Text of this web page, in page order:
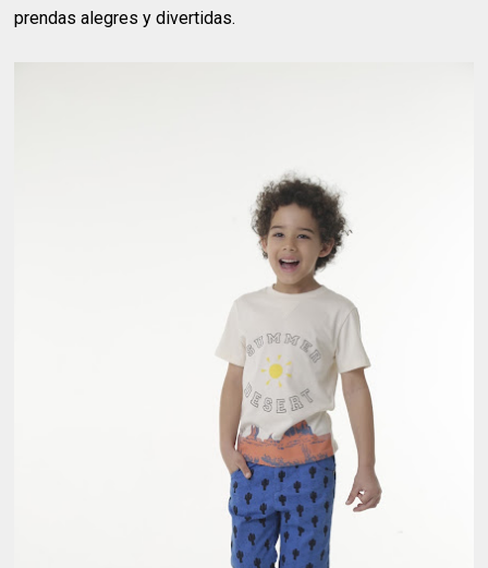
prendas alegres y divertidas.